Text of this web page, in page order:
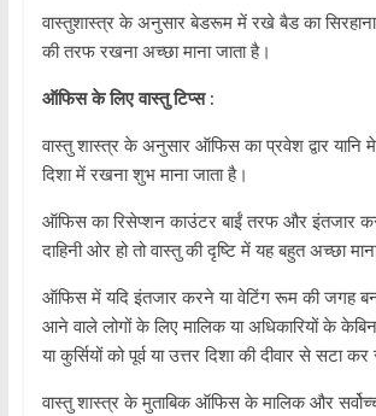
वास्तुशास्त्र के अनुसार बेडरूम में रखे बैड का सिरहाना
की तरफ रखना अच्छा माना जाता है।
ऑफिस के लिए वास्तु टिप्स :
वास्तु शास्त्र के अनुसार ऑफिस का प्रवेश द्वार यानि
दिशा में रखना शुभ माना जाता है।
ऑफिस का रिसेप्शन काउंटर बाईं तरफ और इंतजार
दाहिनी ओर हो तो वास्तु की दृष्टि में यह बहुत अच्छा
ऑफिस में यदि इंतजार करने या वेटिंग रूम की जगह
आने वाले लोगों के लिए मालिक या अधिकारियों के
या कुर्सियों को पूर्व या उत्तर दिशा की दीवार से सटा
वास्तु शास्त्र के मुताबिक ऑफिस के मालिक और